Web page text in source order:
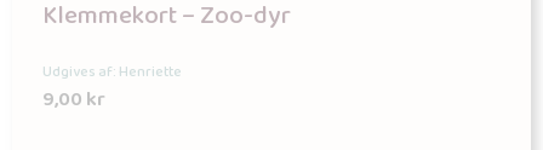
Klemmekort – Zoo-dyr
Udgives af: Henriette
9,00kr